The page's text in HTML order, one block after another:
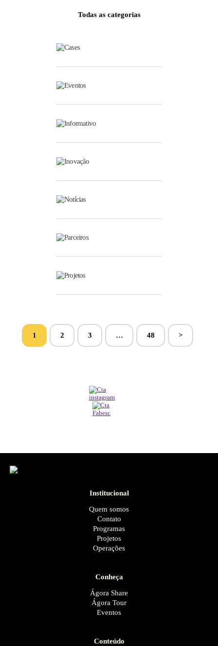
Todas as categorias
Cases
Eventos
Informativo
Inovação
Notícias
Parceiros
Projetos
1 2 3 … 48 >
Institucional
Quem somos
Contato
Programas
Projetos
Operações
Conheça
Ágora Share
Ágora Tour
Eventos
Conteúdo